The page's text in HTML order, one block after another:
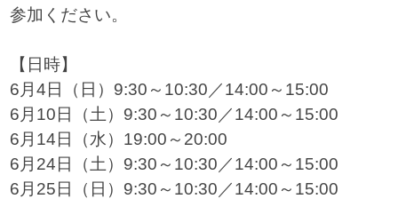
参加ください。
【日時】
6月4日（日）9:30～10:30／14:00～15:00
6月10日（土）9:30～10:30／14:00～15:00
6月14日（水）19:00～20:00
6月24日（土）9:30～10:30／14:00～15:00
6月25日（日）9:30～10:30／14:00～15:00